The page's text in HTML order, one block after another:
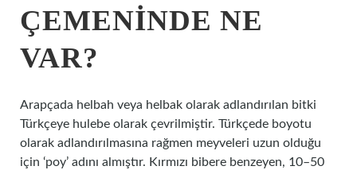
ÇEMENINDE NE
VAR?
Arapçada helbah veya helbak olarak adlandırılan bitki
Türkçeye hulebe olarak çevrilmiştir. Türkçede boyotu
olarak adlandırılmasına rağmen meyveleri uzun olduğu
için ‘poy’ adını almıştır. Kırmızı bibere benzeyen, 10–50